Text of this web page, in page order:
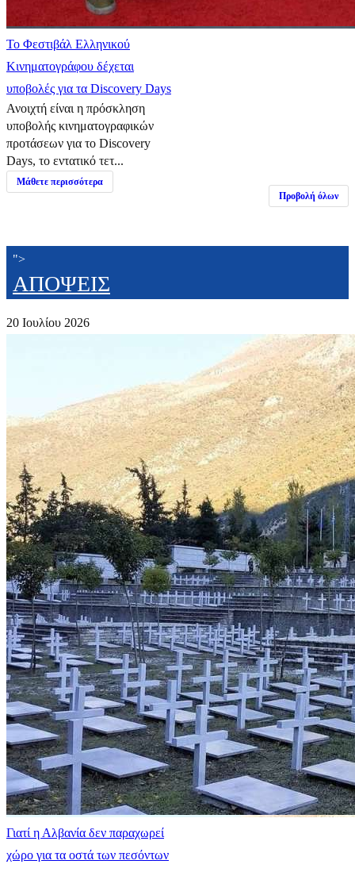
Το Φεστιβάλ Ελληνικού
Κινηματογράφου δέχεται
υποβολές για τα Discovery Days
Ανοιχτή είναι η πρόσκληση
υποβολής κινηματογραφικών
προτάσεων για το Discovery
Days, το εντατικό τετ...
Μάθετε περισσότερα
Προβολή όλων
">
ΑΠΟΨΕΙΣ
20 Ιουλίου 2026
Γιατί η Αλβανία δεν παραχωρεί
χώρο για τα οστά των πεσόντων